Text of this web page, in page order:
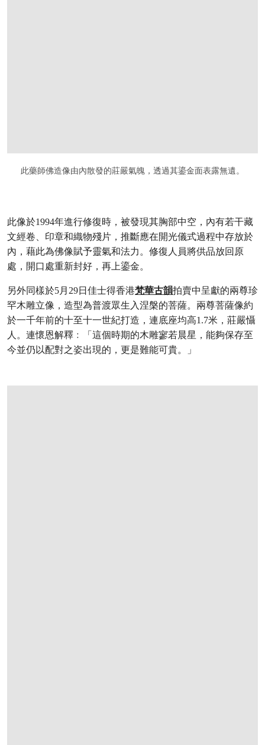
此藥師佛造像由內散發的莊嚴氣魄，透過其鎏金面表露無遺。
此像於1994年進行修復時，被發現其胸部中空，內有若干藏
文經卷、印章和織物殘片，推斷應在開光儀式過程中存放於
內，藉此為佛像賦予靈氣和法力。修復人員將供品放回原
處，開口處重新封好，再上鎏金。
另外同樣於5月29日佳士得香港梵華古韻拍賣中呈獻的兩尊珍
罕木雕立像，造型為普渡眾生入涅槃的菩薩。兩尊菩薩像約
於一千年前的十至十一世紀打造，連底座均高1.7米，莊嚴懾
人。連懷恩解釋﹕「這個時期的木雕寥若晨星，能夠保存至
今並仍以配對之姿出現的，更是難能可貴。」